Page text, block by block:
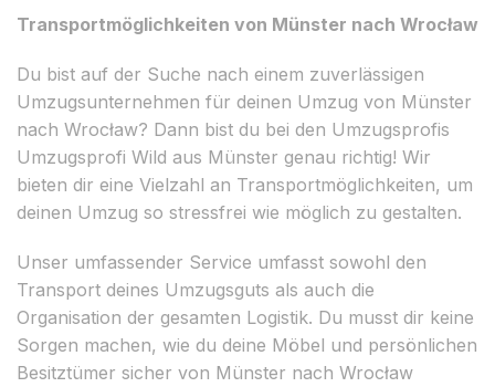
Transportmöglichkeiten von Münster nach Wrocław
Du bist auf der Suche nach einem zuverlässigen
Umzugsunternehmen für deinen Umzug von Münster
nach Wrocław? Dann bist du bei den Umzugsprofis
Umzugsprofi Wild aus Münster genau richtig! Wir
bieten dir eine Vielzahl an Transportmöglichkeiten, um
deinen Umzug so stressfrei wie möglich zu gestalten.
Unser umfassender Service umfasst sowohl den
Transport deines Umzugsguts als auch die
Organisation der gesamten Logistik. Du musst dir keine
Sorgen machen, wie du deine Möbel und persönlichen
Besitztümer sicher von Münster nach Wrocław